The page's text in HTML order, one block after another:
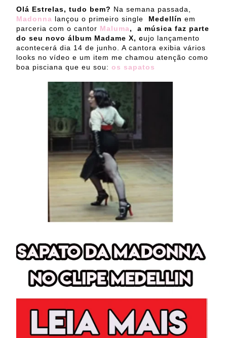
Olá Estrelas, tudo bem? Na semana passada,
Madonna lançou o primeiro single Medellín em
parceria com o cantor Maluma, a música faz parte
do seu novo álbum Madame X, cujo lançamento
acontecerá dia 14 de junho. A cantora exibia vários
looks no vídeo e um item me chamou atenção como
boa pisciana que eu sou: os sapatos